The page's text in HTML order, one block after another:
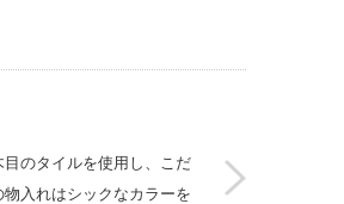
のタイルを使用し、こだ
入れはシックなカラーを